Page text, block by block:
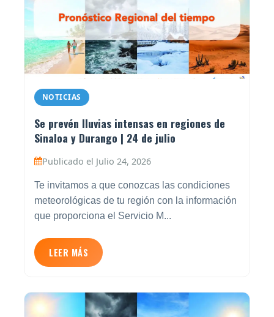
NOTICIAS
Se prevén lluvias intensas en regiones de
Sinaloa y Durango | 24 de julio
Publicado el Julio 24, 2026
Te invitamos a que conozcas las condiciones
meteorológicas de tu región con la información
que proporciona el Servicio M...
LEER MÁS